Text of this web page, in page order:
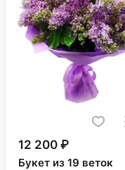
12 200 ₽
Букет из 19 веток